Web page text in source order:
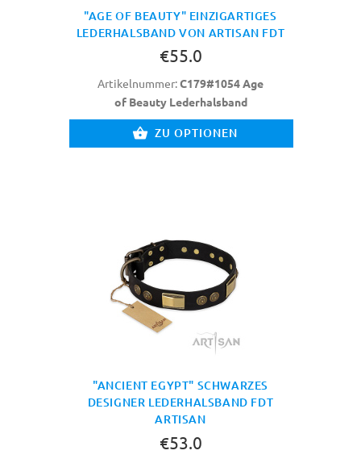
"AGE OF BEAUTY" EINZIGARTIGES
LEDERHALSBAND VON ARTISAN FDT
€55.0
Artikelnummer:C179#1054 Age
of Beauty Lederhalsband
ZU OPTIONEN
"ANCIENT EGYPT" SCHWARZES
DESIGNER LEDERHALSBAND FDT
ARTISAN
€53.0